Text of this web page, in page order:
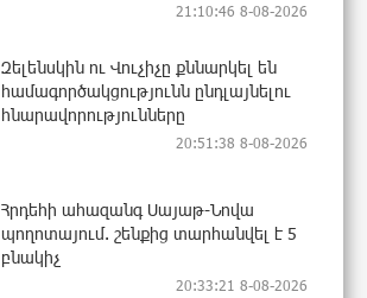
21:10:46 8-08-2026
Զելենսկին ու Վուչիչը քննարկել են
համագործակցությունն ընդլայնելու
հնարավորությունները
20:51:38 8-08-2026
Հրդեհի ահազանգ Սայաթ-Նովա
պողոտայում. շենքից տարհանվել է 5
բնակիչ
20:33:21 8-08-2026